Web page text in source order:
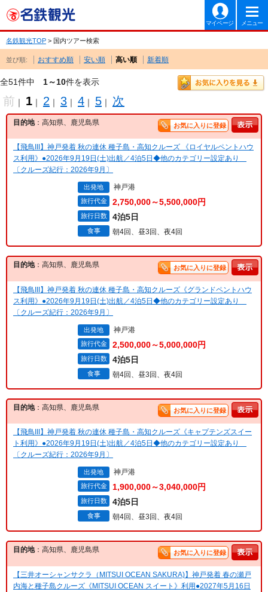
マイページ メニュー
名鉄観光TOP > 国内ツアー検索
並び順: おすすめ順 安い順 高い順 新着順
全51件中 1～10件を表示
前 ｜ 1 ｜ 2 ｜ 3 ｜ 4 ｜ 5 ｜ 次
目的地：高知県、鹿児島県 お気に入りに登録
【飛鳥III】神戸発着 秋の連休 種子島・高知クルーズ 《ロイヤルペントハウ
ス利用》●2026年9月19日(土)出航／4泊5日◆他のカテゴリー設定あり
〔クルーズ紀行：2026年9月〕
出発地 神戸港
旅行代金 2,750,000～5,500,000円
旅行日数 4泊5日
食事 朝4回、昼3回、夜4回
目的地：高知県、鹿児島県 お気に入りに登録
【飛鳥III】神戸発着 秋の連休 種子島・高知クルーズ《グランドペントハウ
ス利用》●2026年9月19日(土)出航／4泊5日◆他のカテゴリー設定あり
〔クルーズ紀行：2026年9月〕
出発地 神戸港
旅行代金 2,500,000～5,000,000円
旅行日数 4泊5日
食事 朝4回、昼3回、夜4回
目的地：高知県、鹿児島県 お気に入りに登録
【飛鳥III】神戸発着 秋の連休 種子島・高知クルーズ《キャプテンズスイー
ト利用》●2026年9月19日(土)出航／4泊5日◆他のカテゴリー設定あり
〔クルーズ紀行：2026年9月〕
出発地 神戸港
旅行代金 1,900,000～3,040,000円
旅行日数 4泊5日
食事 朝4回、昼3回、夜4回
目的地：高知県、鹿児島県 お気に入りに登録
【三井オーシャンサクラ（MITSUI OCEAN SAKURA)】神戸発着 春の瀬戸
内海と種子島クルーズ《MITSUI OCEAN スイート》利用●2027年5月16日